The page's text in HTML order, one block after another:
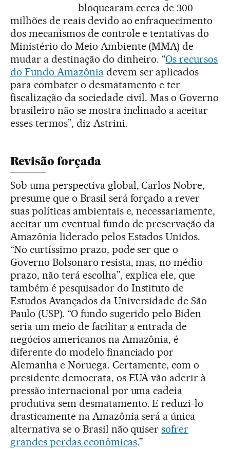
bloquearam cerca de 300
milhões de reais devido ao enfraquecimento
dos mecanismos de controle e tentativas do
Ministério do Meio Ambiente (MMA) de
mudar a destinação do dinheiro. “Os recursos
do Fundo Amazôniadevem ser aplicados
para combater o desmatamento e ter
fiscalização da sociedade civil. Mas o Governo
brasileiro não se mostra inclinado a aceitar
esses termos”, diz Astrini.
Revisão forçada
Sob uma perspectiva global, Carlos Nobre,
presume que o Brasil será forçado a rever
suas políticas ambientais e, necessariamente,
aceitar um eventual fundo de preservação da
Amazônia liderado pelos Estados Unidos.
“No curtíssimo prazo, pode ser que o
Governo Bolsonaro resista, mas, no médio
prazo, não terá escolha”, explica ele, que
também é pesquisador do Instituto de
Estudos Avançados da Universidade de São
Paulo (USP). “O fundo sugerido pelo Biden
seria um meio de facilitar a entrada de
negócios americanos na Amazônia, é
diferente do modelo financiado por
Alemanha e Noruega. Certamente, com o
presidente democrata, os EUA vão aderir à
pressão internacional por uma cadeia
produtiva sem desmatamento. E reduzi-lo
drasticamente na Amazônia será a única
alternativa se o Brasil não quisersofrer
grandes perdas econômicas.”